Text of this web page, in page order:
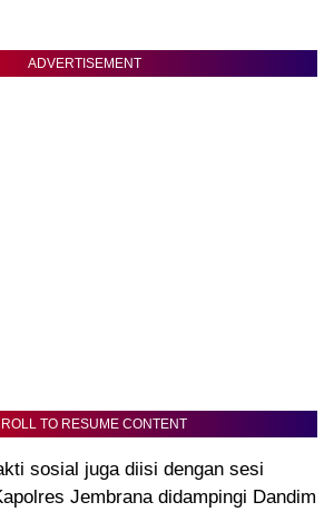
ADVERTISEMENT
TO RESUME CONTENT
sosial juga diisi dengan sesi
Jembrana didampingi Dandim